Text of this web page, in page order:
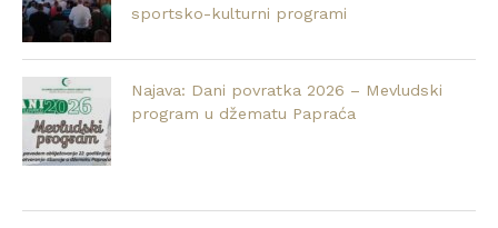
sportsko-kulturni programi
Najava: Dani povratka 2026 – Mevludski
program u džematu Papraća